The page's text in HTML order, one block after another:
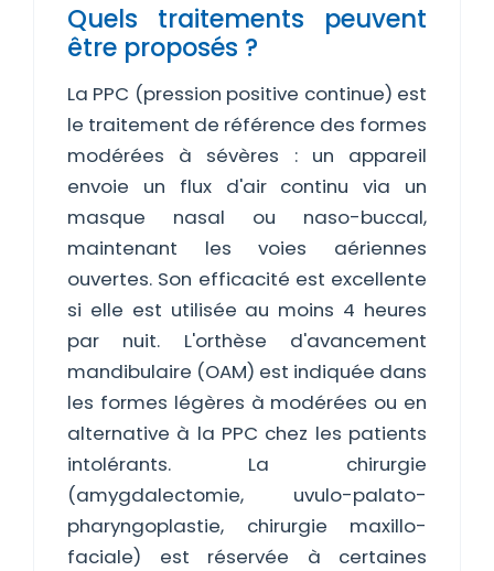
Quels traitements peuvent
être proposés ?
La PPC (pression positive continue) est
le traitement de référence des formes
modérées à sévères : un appareil
envoie un flux d'air continu via un
masque nasal ou naso-buccal,
maintenant les voies aériennes
ouvertes. Son efficacité est excellente
si elle est utilisée au moins 4 heures
par nuit. L'orthèse d'avancement
mandibulaire (OAM) est indiquée dans
les formes légères à modérées ou en
alternative à la PPC chez les patients
intolérants. La chirurgie
(amygdalectomie, uvulo-palato-
pharyngoplastie, chirurgie maxillo-
faciale) est réservée à certaines